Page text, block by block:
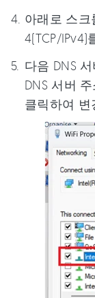
아래로 스크
4(TCP/IPv4)
다음 DNS
DNS 서버
클릭하여 변